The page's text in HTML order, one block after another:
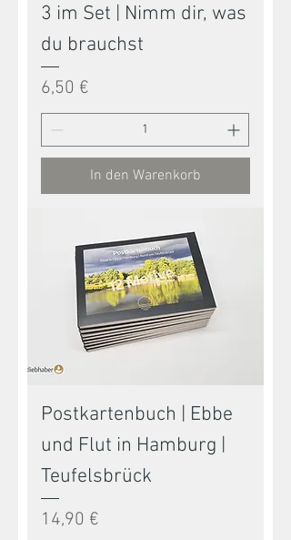
3 im Set | Nimm dir, was
du brauchst
Preis
6,50 €
In den Warenkorb
Postkartenbuch | Ebbe
und Flut in Hamburg |
Teufelsbrück
Preis
14,90 €